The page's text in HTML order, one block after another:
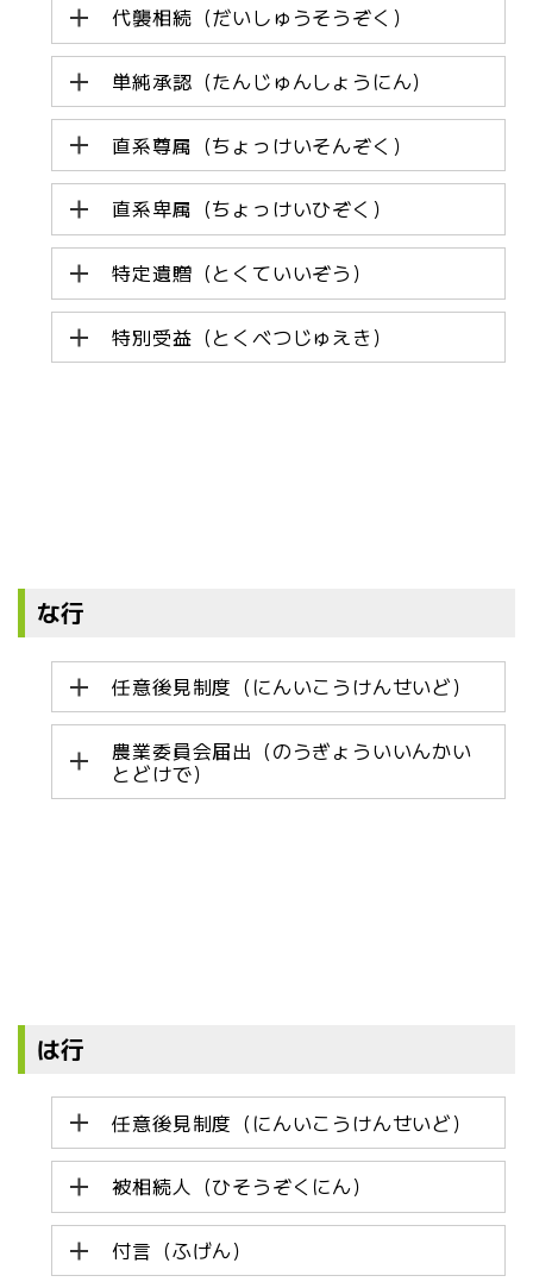
代襲相続（だいしゅうそうぞく）
単純承認（たんじゅんしょうにん）
直系尊属（ちょっけいそんぞく）
直系卑属（ちょっけいひぞく）
特定遺贈（とくていいぞう）
特別受益（とくべつじゅえき）
な行
任意後見制度（にんいこうけんせいど）
農業委員会届出（のうぎょういいんかい
とどけで）
は行
任意後見制度（にんいこうけんせいど）
被相続人（ひそうぞくにん）
付言（ふげん）